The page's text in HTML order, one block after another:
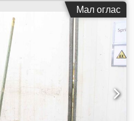
Мал оглас